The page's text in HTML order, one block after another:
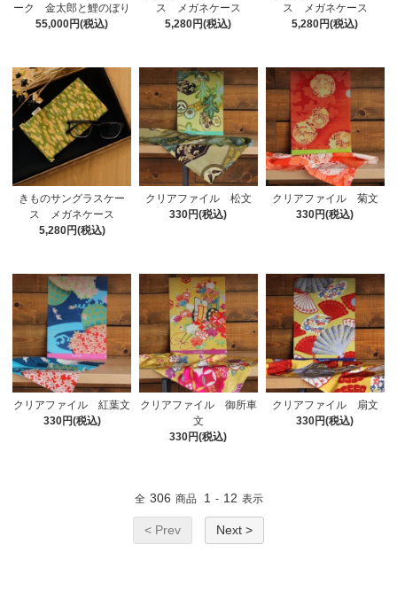
ーク 金太郎と鯉のぼり
55,000円(税込)
ス メガネケース
5,280円(税込)
ス メガネケース
5,280円(税込)
きものサングラスケー
ス メガネケース
5,280円(税込)
クリアファイル 松文
330円(税込)
クリアファイル 菊文
330円(税込)
クリアファイル 紅葉文
330円(税込)
クリアファイル 御所車
文
330円(税込)
クリアファイル 扇文
330円(税込)
全 306 商品 1 - 12 表示
< Prev Next >